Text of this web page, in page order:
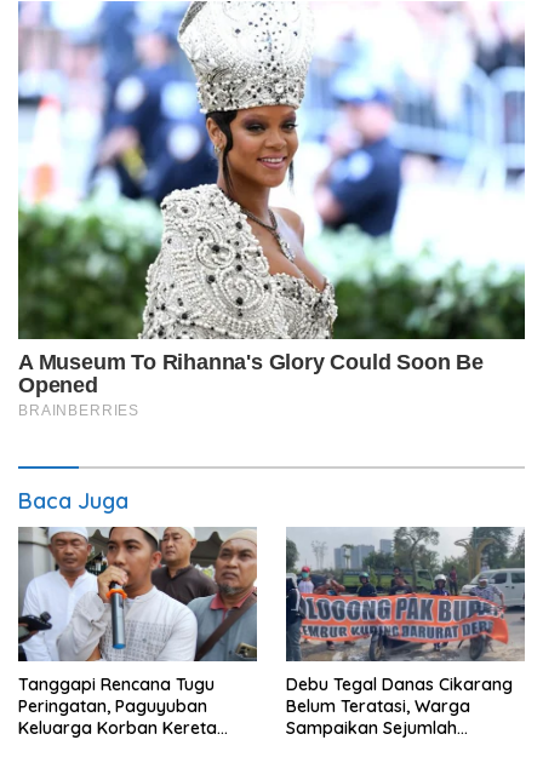
Baca Juga
Tanggapi Rencana Tugu
Peringatan, Paguyuban
Keluarga Korban Kereta
Debu Tegal Danas Cikarang
Belum Teratasi, Warga
Sampaikan Sejumlah